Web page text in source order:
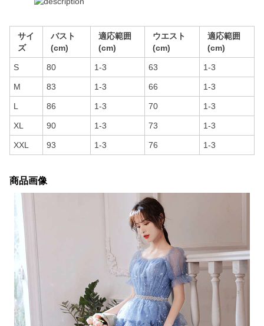
サイ
ズ
バスト
(cm)
適応範囲
(cm)
ウエスト
(cm)
適応範囲
(cm)
S 80 1-3 63 1-3
M 83 1-3 66 1-3
L 86 1-3 70 1-3
XL 90 1-3 73 1-3
XXL 93 1-3 76 1-3
商品画像